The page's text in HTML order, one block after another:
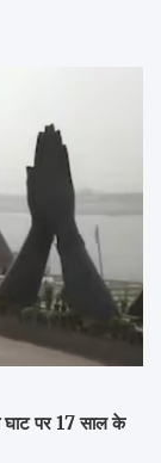
घाट पर 17 साल के